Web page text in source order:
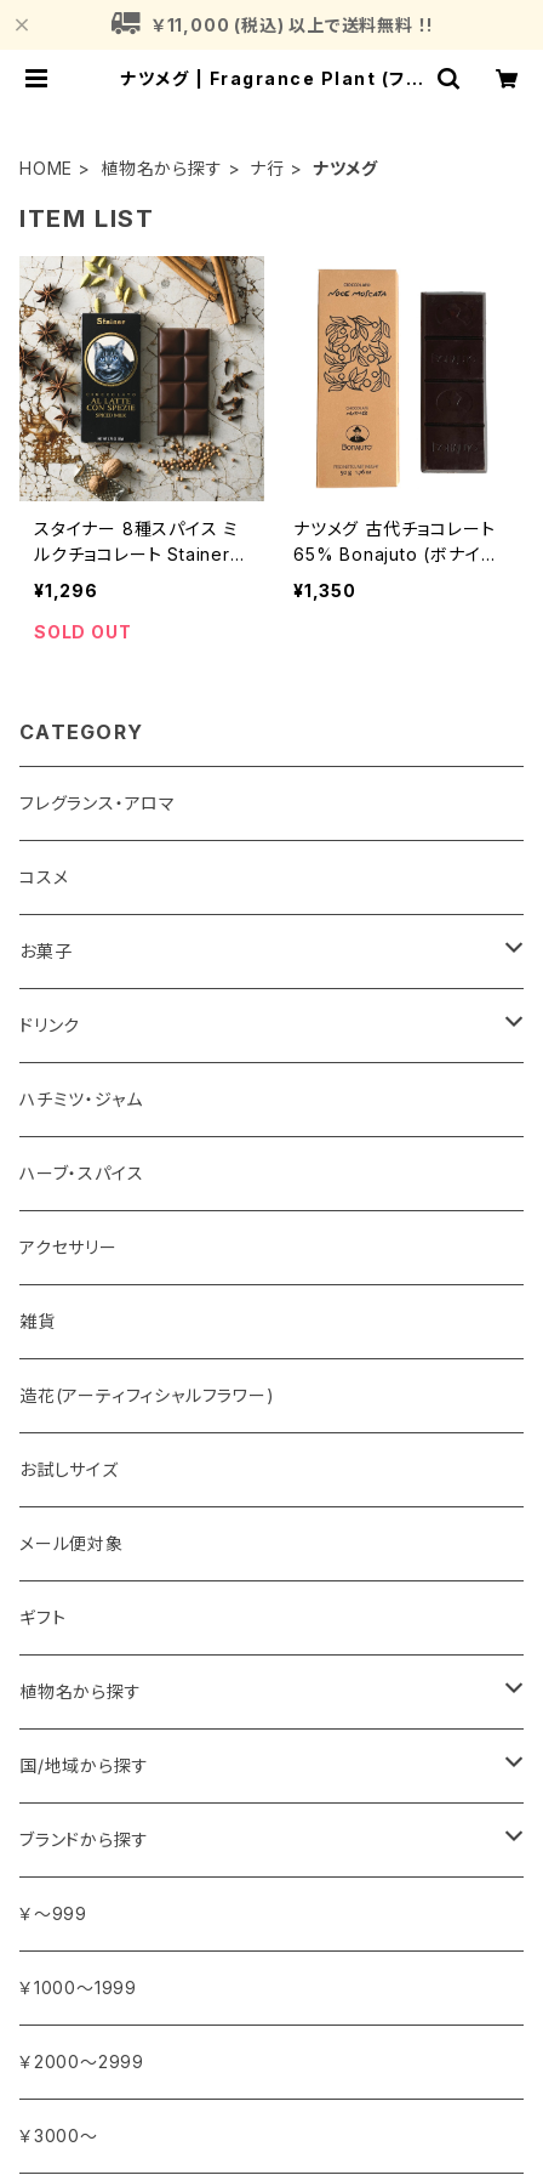
￥11,000 (税込) 以上で送料無料 ！!
ナツメグ | Fragrance Plant (フレ
HOME 植物名から探す ナ行 ナツメグ
ITEM LIST
スタイナー 8種スパイス ミ
ルクチョコレート Stainer
チャイ 【カルダモン/シナモ
ン/コリアンダー/スターアニ
ス/ナツメグ/クローブ/キャ
¥1,296
SOLD OUT
ナツメグ 古代チョコレート
65% Bonajuto (ボナイユ
ート) タブレット50g 【シチ
リア】
¥1,350
CATEGORY
フレグランス・アロマ
コスメ
お菓子
チョコレート
ドリンク
お茶
ホットチョコレート
ハチミツ・ジャム
ハーブ・スパイス
アクセサリー
雑貨
造花(アーティフィシャルフラワー)
お試しサイズ
メール便対象
ギフト
植物名から探す
ア行
アンジェリカ
イランイラン
カ行
ガーデニア (クチナシ)
カカオ
サ行
シダーウッド
シナモン
タ行
タイム
チェリー
ナ行
ナツメグ
ハ行
国/地域から探す
ヨーロッパ
フランス
イタリア
アフリカ
ブルキナファソ
南アフリカ
アジア
トルコ
シリア
ブランドから探す
アトリエ・ボヌール・ドゥ・ジュール
アンティカ・ドルチェリア・ボナイユート
オウロシカ
カンパニー デュ ミエル
￥～999
￥1000～1999
￥2000～2999
￥3000～